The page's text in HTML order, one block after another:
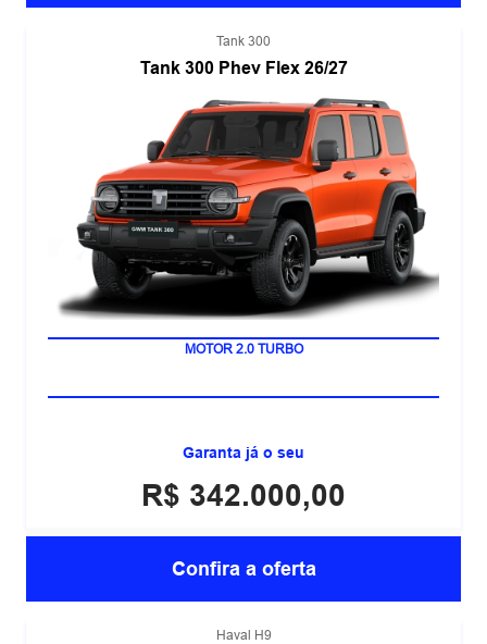
Tank 300
Tank 300 Phev Flex 26/27
HÍBRIDO PLUG-IN FLEX
Garanta já o seu
R$ 342.000,00
Confira a oferta
Haval H9